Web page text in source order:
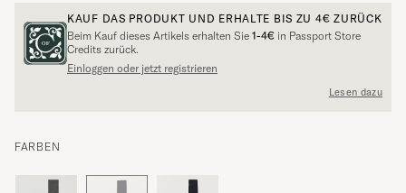
KAUF DAS PRODUKT UND ERHALTE BIS ZU 4€ ZURÜCK
Beim Kauf dieses Artikels erhalten Sie 1-4€ in Passport Store
Credits zurück.
Einloggen oder jetzt registrieren
Lesen dazu
FARBEN